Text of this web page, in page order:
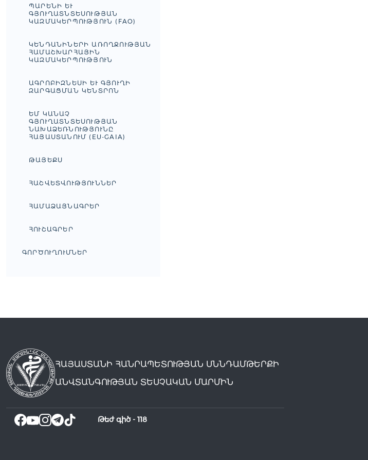
ՊԱՐԵՆԻ ԵՒ Գ
ՅՈՒՂԱՏՆՏԵՍՈՒԹՅԱՆ Կ
ԱԶՄԱԿԵՐՊՈՒԹՅՈՒՆ (FAO)
ԿԵՆԴԱՆԻՆԵՐԻ ԱՌՈՂՋՈՒԹՅԱՆ
ՀԱՄԱՇԽԱՐՀԱՅԻՆ
ԿԱԶՄԱԿԵՐՊՈՒԹՅՈՒՆ
ԱԳՐՈԲԻԶՆԵՍԻ ԵՒ ԳՅՈՒՂԻ Զ
ԱՐԳԱՑՄԱՆ ԿԵՆՏՐՈՆ
ԵՄ ԿԱՆԱՉ
ԳՅՈՒՂԱՏՆՏԵՍՈՒԹՅԱՆ
ՆԱԽԱՁԵՌՆՈՒԹՅՈՒՆԸ
ՀԱՅԱՍՏԱՆՈՒՄ (EU-GAIA)
ԹԱՅԵՔՍ
ՀԱՇՎԵՏՎՈՒԹՅՈՒՆՆԵՐ
ՀԱՄԱՁԱՅՆԱԳՐԵՐ
ՀՈՒՇԱԳՐԵՐ
ԳՈՐԾՈՒՂՈՒՄՆԵՐ
ՀԱՅԱՍՏԱՆԻ ՀԱՆՐԱՊԵՏՈՒԹՅԱՆ ՍՆՆԴԱՄԹԵՐՔԻ
ԱՆՎՏԱՆԳՈՒԹՅԱՆ ՏԵՍՉԱԿԱՆ ՄԱՐՄԻՆ
Թեժ գիծ - 118